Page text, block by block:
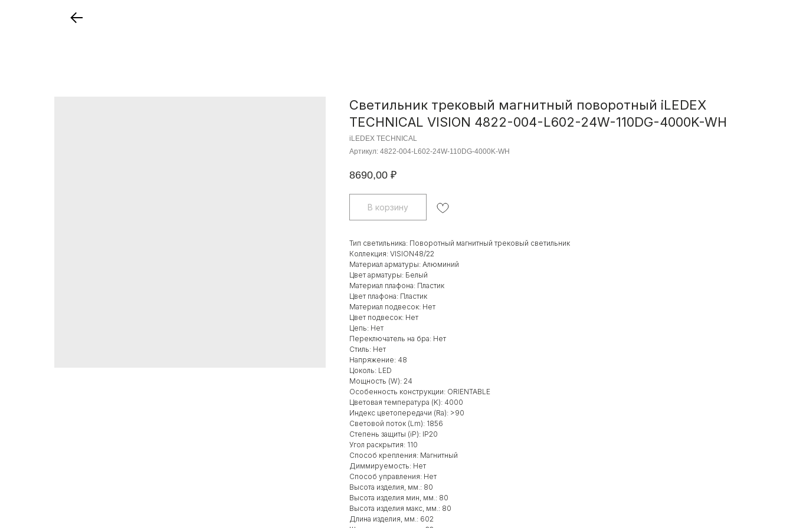
Светильник трековый магнитный поворотный iLEDEX
TECHNICAL VISION 4822-004-L602-24W-110DG-4000K-WH
iLEDEX TECHNICAL
Артикул: 4822-004-L602-24W-110DG-4000K-WH
8690,00 ₽
В корзину
Тип светильника: Поворотный магнитный трековый светильник
Коллекция: VISION48/22
Материал арматуры: Алюминий
Цвет арматуры: Белый
Материал плафона: Пластик
Цвет плафона: Пластик
Материал подвесок: Нет
Цвет подвесок: Нет
Цепь: Нет
Переключатель на бра: Нет
Стиль: Нет
Напряжение: 48
Цоколь: LED
Мощность (W): 24
Особенность конструкции: ORIENTABLE
Цветовая температура (K): 4000
Индекс цветопередачи (Ra): >90
Световой поток (Lm): 1856
Степень защиты (iP): IP20
Угол раскрытия: 110
Способ крепления: Магнитный
Диммируемость: Нет
Способ управления: Нет
Высота изделия, мм.: 80
Высота изделия мин, мм.: 80
Высота изделия макс, мм.: 80
Длина изделия, мм.: 602